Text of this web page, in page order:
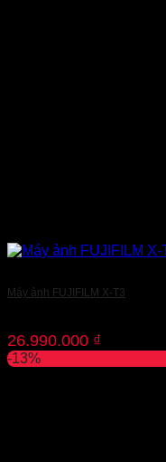
Máy ảnh FUJIFILM X-T3
26.990.000 ₫
-13%